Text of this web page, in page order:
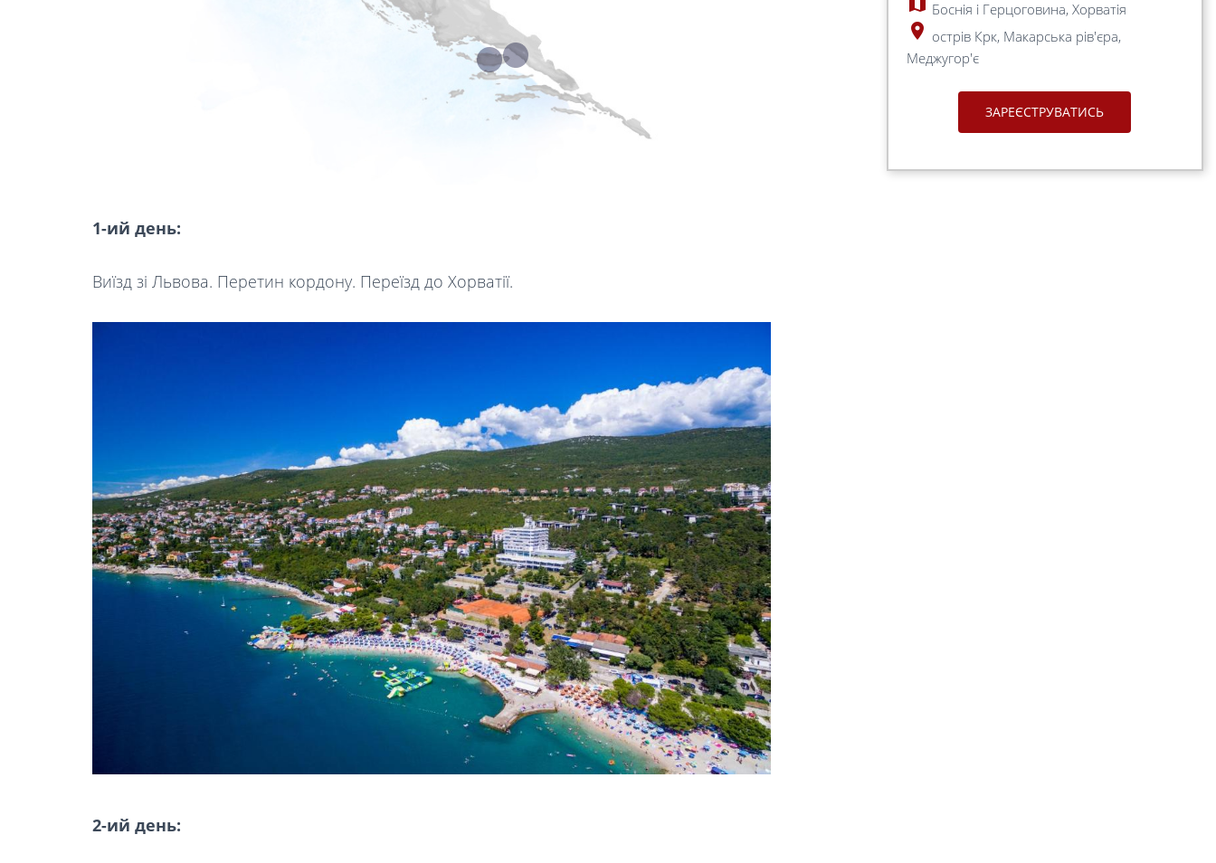
1-ий день:
Виїзд зі Львова. Перетин кордону. Переїзд до Хорватії.
2-ий день:
Боснія і Герцоговина, Хорватія
place острів Крк, Макарська рів'єра,
Меджугор'є
ЗАРЕЄСТРУВАТИСЬ